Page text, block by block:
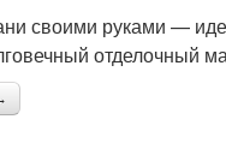
своими руками —
отделочный